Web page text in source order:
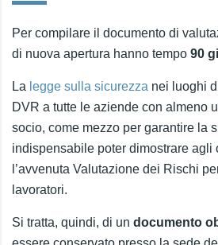
Per compilare il documento di
di nuova apertura hanno tempo 90
La legge sulla sicurezza nei luoghi
DVR a tutte le aziende con almeno
socio, come mezzo per garantire la
indispensabile poter dimostrare agli
l’avvenuta Valutazione dei Rischi
lavoratori.
Si tratta, quindi, di un documento